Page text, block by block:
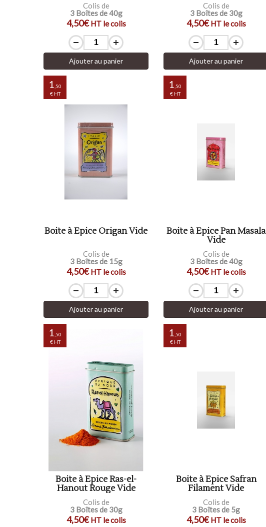
Colis de
3 Boîtes de 40g
4,50€HT le colis
Ajouter au panier
Colis de
3 Boîtes de 30g
4,50€HT le colis
Ajouter au panier
1 ,50
€ HT
Boite à Epice Origan Vide
Colis de
3 Boîtes de 15g
4,50€HT le colis
Ajouter au panier
1 ,50
€ HT
Boite à Epice Pan Masala
Vide
Colis de
3 Boîtes de 40g
4,50€HT le colis
Ajouter au panier
1 ,50
€ HT
Boite à Epice Ras-el-
Hanout Rouge Vide
Colis de
3 Boîtes de 30g
4,50€HT le colis
1 ,50
€ HT
Boite à Epice Safran
Filament Vide
Colis de
3 Boîtes de 5g
4,50€HT le colis